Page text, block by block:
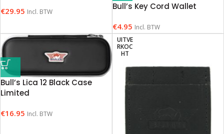
€29.95 Incl. BTW
Bull’s Key Cord Wallet
€4.95 Incl. BTW
Bull’s Lica 12 Black Case
Limited
€16.95 Incl. BTW
UITVE
RKOC
HT